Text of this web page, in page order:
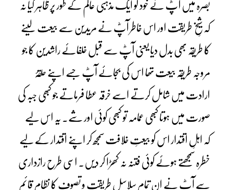
بصرہ میں آپؓ نے خود کو ایک مذہبی عالم کے طور پر ظاہر کیا نہ
کہ شیخِ طریقت اور اس خاطر آپؓ نے مریدین سے بیعت لینے
کا طریقہ بھی بدل دیا یعنی آپؓ سے قبل خلفائے راشدین کا جو
مروجہ طریقہ بیعت تھا اس کی بجائے آپؓ جسے اپنے حلقۂ
ارادت میں شامل کرتے اسے خرقہ عطا فرماتے جو کبھی جبہ کی
صورت میں ہوتا کبھی عمامہ تو کبھی کوئی اور شے۔ یہ اس لیے
کہ اہلِ اقتدار اس کو بیعتِ خلافت سمجھ کر اپنے اقتدار کے لیے
خطرہ سمجھتے ہوئے کوئی فتنہ نہ کھڑا کر دیں۔ اسی طرح رازداری
سے آپؓ نے ان تمام سلاسلِ طریقت و تصوف کا نظام قائم